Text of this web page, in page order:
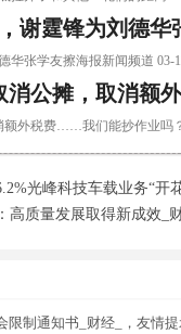
谢霆锋为刘德
华张学友擦海报新闻频道 03-
消公摊，取消额
额外税费……我们能抄作业吗
光峰科技车载业务“开
质量发展取得新成效_财
限制通知书_财经_，友情